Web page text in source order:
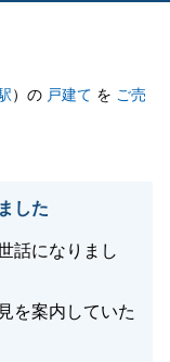
）の 戸建て を ご売
した
話になりまし
を案内していた